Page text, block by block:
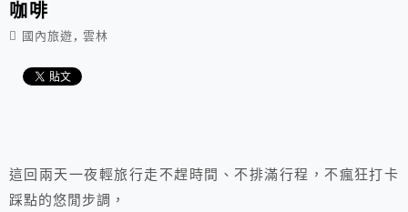
咖啡
國內旅遊 , 雲林
這回兩天一夜輕旅行走不趕時間、不排滿行程，不瘋狂打卡
踩點的悠閒步調，